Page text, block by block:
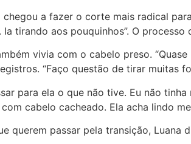
chegou a fazer o corte mais radical
tirando aos pouquinhos”. O processo
vivia com o cabelo preso.
“Faço questão de tirar muitas
para ela o que não tive. Eu não
cabelo cacheado. Ela acha lindo
querem passar pela transição,